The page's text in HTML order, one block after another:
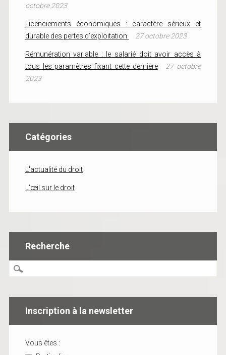
octobre 2023
Licenciements économiques : caractère sérieux et
durable des pertes d’exploitation
27 octobre 2023
Rémunération variable : le salarié doit avoir accès à
tous les paramètres fixant cette dernière
27 octobre
2023
Catégories
L'actualité du droit
L'œil sur le droit
Recherche
Inscription à la newsletter
Vous êtes :